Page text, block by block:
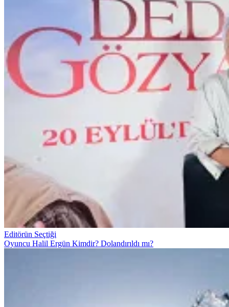
Editörün Seçtiği
Oyuncu Halil Ergün Kimdir? Dolandırıldı mı?